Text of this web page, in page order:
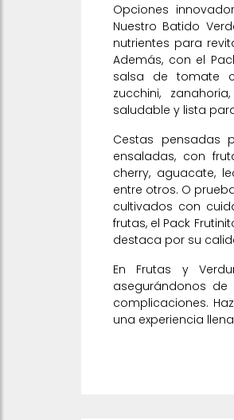
Opciones
Nuestro Batido
nutrientes para
Además, con el
salsa de tomate
zucchini,
saludable y lista
Cestas pensadas
ensaladas, con
cherry, aguacate,
entre otros. O
cultivados con
frutas, el Pack
destaca por su
En Frutas y
asegurándonos
complicaciones.
una experiencia